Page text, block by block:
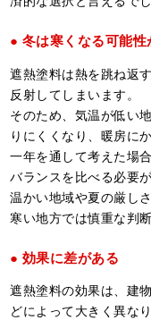
冬は寒くなる可能性
遮熱塗料は熱を跳ね返
反射してしまいます。
そのため、気温が低い
りにくくなり、暖房に
一年を通して考えた場
バランスを比べる必要が
温かい地域や夏の厳し
寒い地方では慎重な判
効果に差がある
遮熱塗料の効果は、建
どによって大きく異なり